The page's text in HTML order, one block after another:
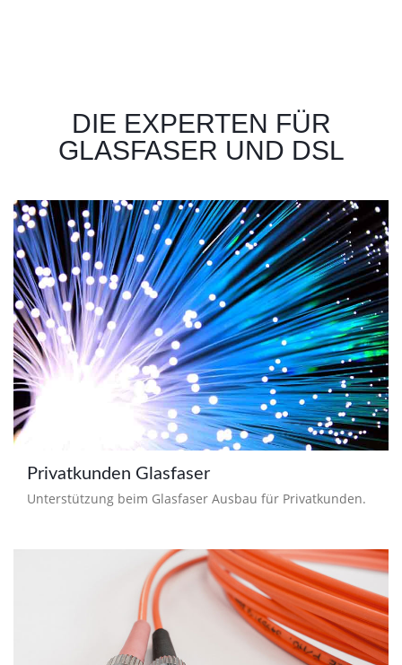
DIE EXPERTEN FÜR
GLASFASER UND DSL
Privatkunden Glasfaser
Unterstützung beim Glasfaser Ausbau für Privatkunden.